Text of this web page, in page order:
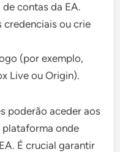
contas da EA.
credenciais ou crie
(por exemplo,
Live ou Origin).
poderão aceder aos
plataforma onde
É crucial garantir